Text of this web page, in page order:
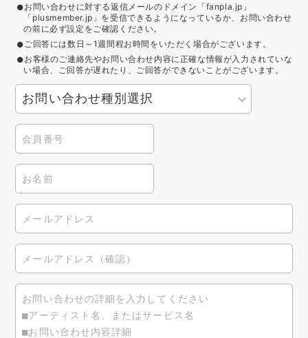
お問い合わせに対する返信メールのドメイン「fanpla.jp」
「plusmember.jp」を受信できるようになっているか、お問い合わせ
の前に必ず設定をご確認ください。
ご回答には数日～1週間程お時間をいただく場合がございます。
お客様のご連絡先やお問い合わせ内容に正確な情報が入力されていな
い場合、ご回答が遅れたり、ご回答ができないことがございます。